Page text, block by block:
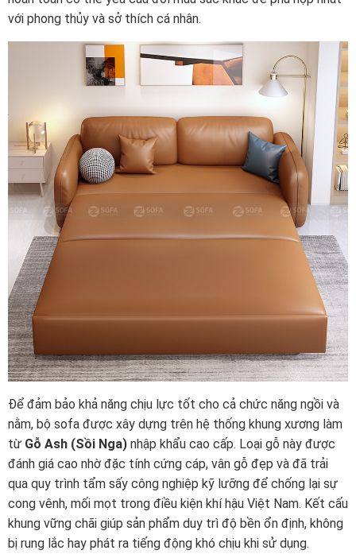
với phong thủy và sở thích cá nhân.
Để đảm bảo khả năng chịu lực tốt cho cả chức năng ngồi và
nằm, bộ sofa được xây dựng trên hệ thống khung xương làm
từ Gỗ Ash (Sồi Nga) nhập khẩu cao cấp. Loại gỗ này được
đánh giá cao nhờ đặc tính cứng cáp, vân gỗ đẹp và đã trải
qua quy trình tẩm sấy công nghiệp kỹ lưỡng để chống lại sự
cong vênh, mối mọt trong điều kiện khí hậu Việt Nam. Kết cấu
khung vững chãi giúp sản phẩm duy trì độ bền ổn định, không
bị rung lắc hay phát ra tiếng động khó chịu khi sử dụng.